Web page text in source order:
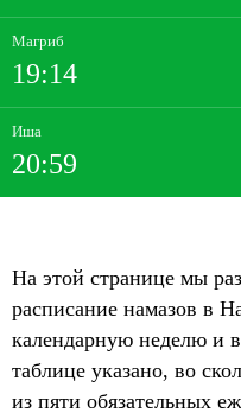
Магриб
19:14
Иша
20:59
На этой странице мы
расписание намазов в
календарную неделю и
таблице указано, во
из пяти обязательных